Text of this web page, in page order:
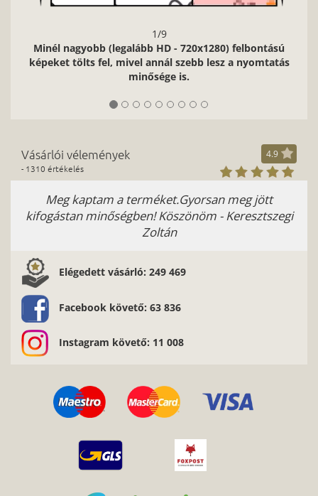
1/9
Minél nagyobb (legalább HD - 720x1280) felbontású
képeket tölts fel, mivel annál szebb lesz a nyomtatás
minősége is.
Vásárlói vélemények
- 1310 értékelés
4.9
Meg kaptam a terméket.Gyorsan meg jött
kifogástan minőségben! Köszönöm - Keresztszegi
Zoltán
Elégedett vásárló: 249 469
Facebook követő: 63 836
Instagram követő: 11 008